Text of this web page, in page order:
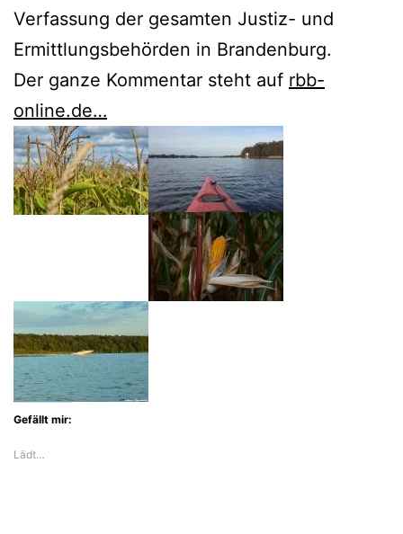
Verfassung der gesamten Justiz- und
Ermittlungsbehörden in Brandenburg.
Der ganze Kommentar steht auf rbb-
online.de…
Gefällt mir:
Lädt…